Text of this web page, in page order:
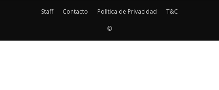
Staff Contacto Política de Privacidad T&C
©